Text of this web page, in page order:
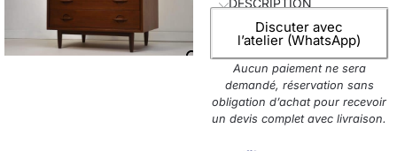
Discuter avec
l’atelier (WhatsApp)
Aucun paiement ne sera
demandé, réservation sans
obligation d’achat pour recevoir
un devis complet avec livraison.